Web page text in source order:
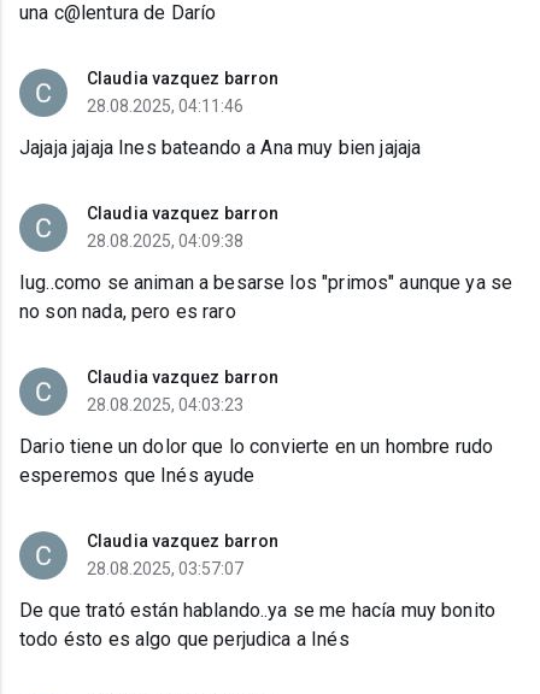
una c@lentura de Darío
Claudia vazquez barron
28.08.2025, 04:11:46
Jajaja jajaja Ines bateando a Ana muy bien jajaja
Claudia vazquez barron
28.08.2025, 04:09:38
Iug..como se animan a besarse los "primos" aunque ya se
no son nada, pero es raro
Claudia vazquez barron
28.08.2025, 04:03:23
Dario tiene un dolor que lo convierte en un hombre rudo
esperemos que Inés ayude
Claudia vazquez barron
28.08.2025, 03:57:07
De que trató están hablando..ya se me hacía muy bonito
todo ésto es algo que perjudica a Inés